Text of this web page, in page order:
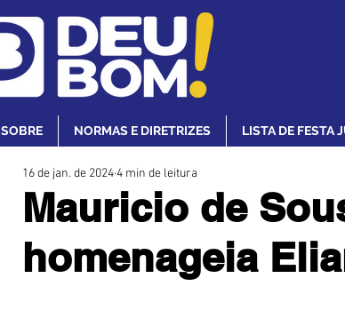
SOBRE NORMAS E DIRETRIZES LISTA DE FESTA
Mauricio de
homenageia
16 de jan. de 20244 min de leitura